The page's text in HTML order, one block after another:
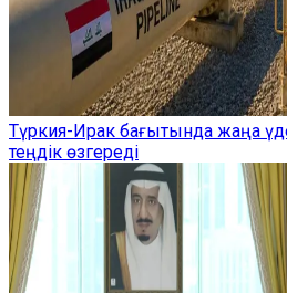
Түркия-Ирак бағытында жаңа
теңдік өзгереді